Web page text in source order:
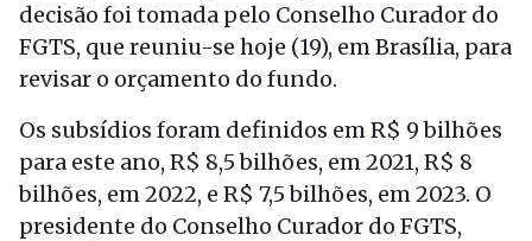
decisão foi tomada pelo Conselho Curador do
FGTS, que reuniu-se hoje (19), em Brasília, para
revisar o orçamento do fundo.
Os subsídios foram definidos em R$ 9 bilhões
para este ano, R$ 8,5 bilhões, em 2021, R$ 8
bilhões, em 2022, e R$ 7,5 bilhões, em 2023. O
presidente do Conselho Curador do FGTS,